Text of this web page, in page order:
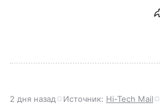
2 дня назад Источник: Hi-Tech Mail